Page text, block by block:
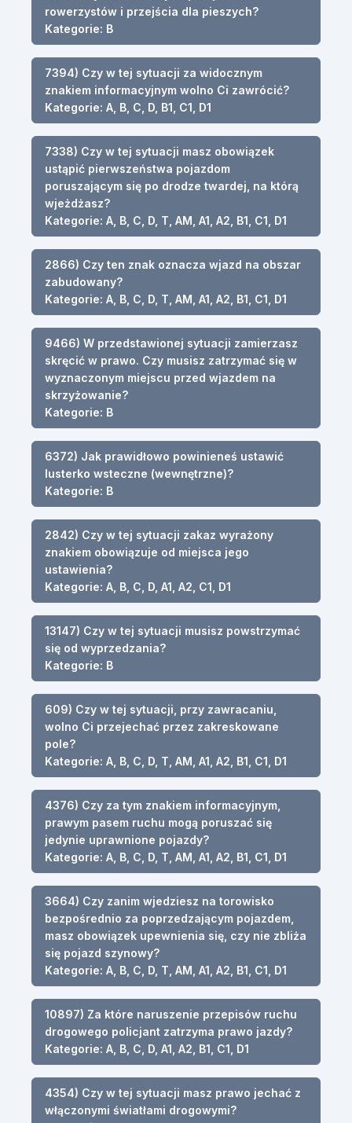
rowerzystów i przejścia dla pieszych?
Kategorie: B
7394) Czy w tej sytuacji za widocznym
znakiem informacyjnym wolno Ci zawrócić?
Kategorie: A, B, C, D, B1, C1, D1
7338) Czy w tej sytuacji masz obowiązek
ustąpić pierwszeństwa pojazdom
poruszającym się po drodze twardej, na którą
wjeżdżasz?
Kategorie: A, B, C, D, T, AM, A1, A2, B1, C1, D1
2866) Czy ten znak oznacza wjazd na obszar
zabudowany?
Kategorie: A, B, C, D, T, AM, A1, A2, B1, C1, D1
9466) W przedstawionej sytuacji zamierzasz
skręcić w prawo. Czy musisz zatrzymać się w
wyznaczonym miejscu przed wjazdem na
skrzyżowanie?
Kategorie: B
6372) Jak prawidłowo powinieneś ustawić
lusterko wsteczne (wewnętrzne)?
Kategorie: B
2842) Czy w tej sytuacji zakaz wyrażony
znakiem obowiązuje od miejsca jego
ustawienia?
Kategorie: A, B, C, D, A1, A2, C1, D1
13147) Czy w tej sytuacji musisz powstrzymać
się od wyprzedzania?
Kategorie: B
609) Czy w tej sytuacji, przy zawracaniu,
wolno Ci przejechać przez zakreskowane
pole?
Kategorie: A, B, C, D, T, AM, A1, A2, B1, C1, D1
4376) Czy za tym znakiem informacyjnym,
prawym pasem ruchu mogą poruszać się
jedynie uprawnione pojazdy?
Kategorie: A, B, C, D, T, AM, A1, A2, B1, C1, D1
3664) Czy zanim wjedziesz na torowisko
bezpośrednio za poprzedzającym pojazdem,
masz obowiązek upewnienia się, czy nie zbliża
się pojazd szynowy?
Kategorie: A, B, C, D, T, AM, A1, A2, B1, C1, D1
10897) Za które naruszenie przepisów ruchu
drogowego policjant zatrzyma prawo jazdy?
Kategorie: A, B, C, D, A1, A2, B1, C1, D1
4354) Czy w tej sytuacji masz prawo jechać z
włączonymi światłami drogowymi?